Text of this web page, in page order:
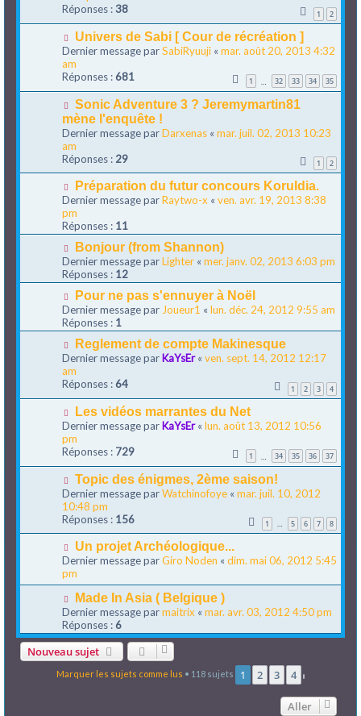
Réponses :38 1 2
Univers de Sabi [ Cour de récréation ]
Dernier message parSabiRyuuji « mar. août 20, 2013 4:32
am
Réponses :681 1 32 33 34 35
Sonic Adventure 3 ? Jeremymartin81
mène l'enquête !
Dernier message parDarxenas « mar. juil. 02, 2013 10:23
am
Réponses : 29 1 2
Préparation du futur concours Koruldia.
Dernier message parRaytwo-x « ven. avr. 19, 2013 8:38
pm
Réponses : 11
Bonjour (from Shannon)
Dernier message parLighter « mer. janv. 02, 2013 6:03 pm
Réponses : 12
Pour ne pas s'ennuyer à Noël
Dernier message par Joueur1 « lun. déc. 24, 2012 9:55 am
Réponses : 1
Reglement de compte Makinesque
Dernier message par KaYsEr« ven. sept. 14, 2012 12:17
am
Réponses :64 1 2 3 4
Les vidéos marrantes du Net
Dernier message parKaYsEr« lun. août 13, 2012 10:56
pm
Réponses : 729 1 34 35 36 37
Topic des énigmes, 2ème saison!
Dernier message parWatchinofoye « mar. juil. 10, 2012
10:48 pm
Réponses : 156 1 5 6 7 8
Un projet Archéologique...
Dernier message parGiro Noden « dim. mai 06, 2012 5:45
pm
Made In Asia ( Belgique )
Dernier message parmaitrix « mar. avr. 03, 2012 4:50 pm
Réponses :6
Nouveau sujet
Marquer les sujets comme lus • 118 sujets 1 2 3 4
Aller